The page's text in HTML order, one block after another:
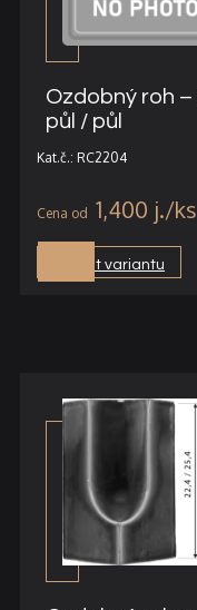
Ozdobný roh
půl / půl
Kat.č.: RC2204
1,400 j.
Vybrat variantu